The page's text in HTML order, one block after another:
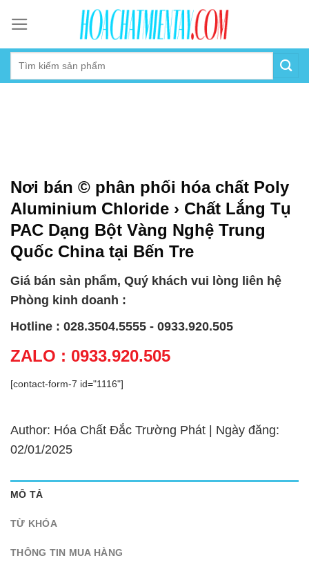
content
Nơi bán © phân phối hóa chất Poly
Aluminium Chloride › Chất Lắng Tụ
PAC Dạng Bột Vàng Nghệ Trung
Quốc China tại Bến Tre
Giá bán sản phẩm, Quý khách vui lòng liên hệ
Phòng kinh doanh :
Hotline : 028.3504.5555 - 0933.920.505
ZALO : 0933.920.505
[contact-form-7 id="1116"]
Author: Hóa Chất Đắc Trường Phát | Ngày đăng:
02/01/2025
MÔ TẢ
TỪ KHÓA
THÔNG TIN MUA HÀNG